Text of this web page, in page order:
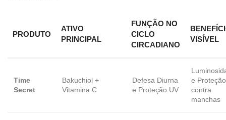
PRODUTO
ATIVO
PRINCIPAL
FUNÇÃO NO
CICLO
CIRCADIANO
VISÍVEL
Time
Secret
Bakuchiol +
Vitamina C
Defesa Diurna
e Proteção UV
e Proteção
contra
manchas